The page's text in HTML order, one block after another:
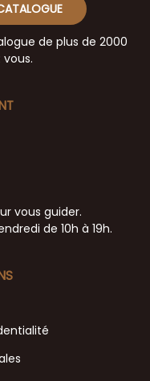
de plus de 2000
vous guider.
de 10h à 19h.